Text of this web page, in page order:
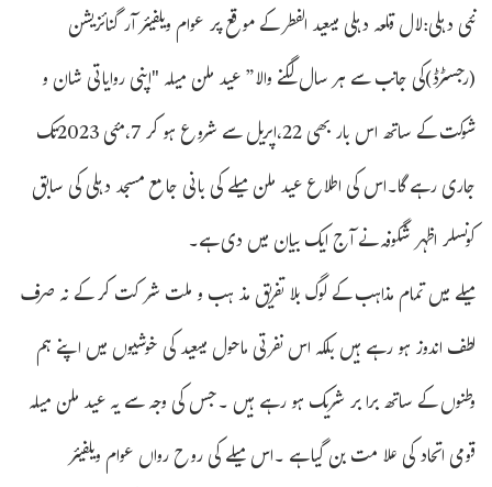
نئی دہلی:لال قلعہ دہلی میںعید الفطر کے مو قع پر عوام ویلفیئر آر گنائزیشن
(رجسٹرڈ)کی جانب سے ہر سال لگنے والا” عید ملن میلہ "اپنی روایاتی شان و
شوکت کے ساتھ اس بار بھی 22،اپریل سے شروع ہو کر 7،مئی 2023تک
جاری رہے گا۔اس کی اطلاع عید ملن میلے کی بانی جا مع مسجد دہلی کی سابق
کونسلر اظہر شگوفہ نے آج ایک بیان میں دی ہے۔
میلے میں تمام مذاہب کے لوگ بلا تفریق مذ ہب و ملت شر کت کر کے نہ صرف
لطف اندوز ہو رہے ہیں بلکہ اس نفرتی ماحول میںعید کی خوشیوں میں اپنے ہم
وطنوں کے ساتھ برا بر شریک ہو رہے ہیں ۔جس کی وجہ سے یہ عید ملن میلہ
قومی اتحاد کی علا مت بن گیا ہے ۔اس میلے کی روح رواں عوام ویلفیئر